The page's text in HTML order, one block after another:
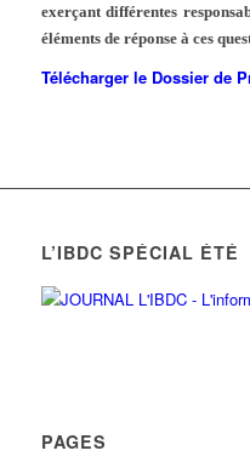
exerçant différentes
éléments de réponse à ces
Télécharger le Dossier de
L’IBDC SPÉCIAL ÉTÉ
PAGES